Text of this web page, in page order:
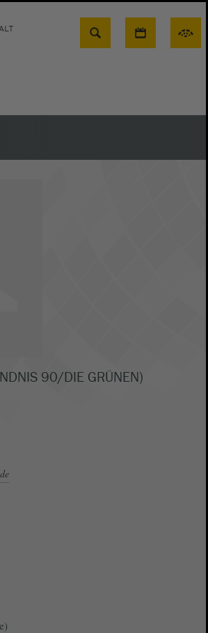
Suche
90/DIE GRÜNEN)